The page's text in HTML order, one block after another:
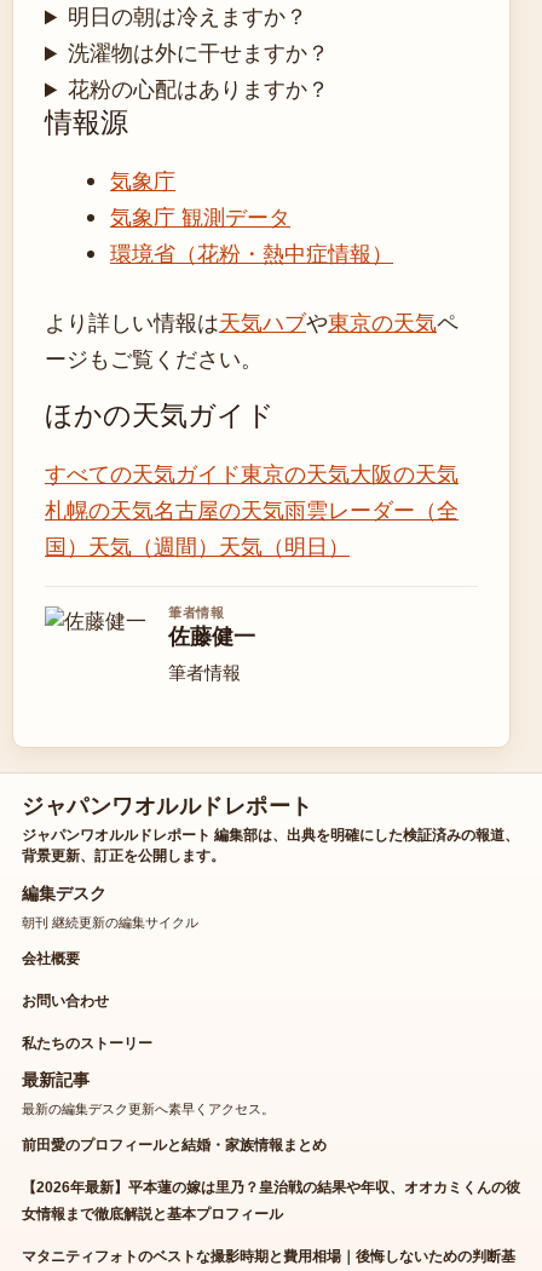
明日の朝は冷えますか？
洗濯物は外に干せますか？
花粉の心配はありますか？
情報源
気象庁
気象庁 観測データ
環境省（花粉・熱中症情報）
より詳しい情報は天気ハブや東京の天気ペ
ージもご覧ください。
ほかの天気ガイド
すべての天気ガイド東京の天気大阪の天気
札幌の天気名古屋の天気雨雲レーダー（全
国） 天気（週間） 天気（明日）
筆者情報
佐藤健一
筆者情報
ジャパンワオルルドレポート
ジャパンワオルルドレポート 編集部は、出典を明確にした検証済みの報道、
背景更新、訂正を公開します。
編集デスク
朝刊 継続更新の編集サイクル
会社概要
お問い合わせ
私たちのストーリー
最新記事
最新の編集デスク更新へ素早くアクセス。
前田愛のプロフィールと結婚・家族情報まとめ
【2026年最新】平本蓮の嫁は里乃？皇治戦の結果や年収、オオカミくんの彼
女情報まで徹底解説と基本プロフィール
マタニティフォトのベストな撮影時期と費用相場｜後悔しないための判断基